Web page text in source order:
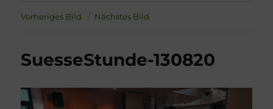
Vorheriges Bild Nächstes Bild
SuesseStunde-130820